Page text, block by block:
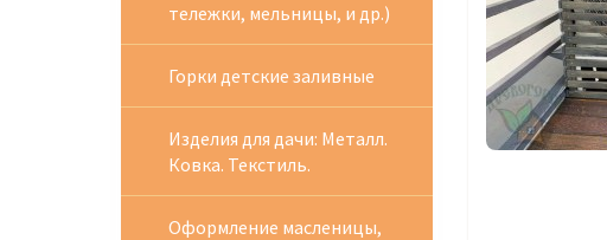
тележки, мельницы, и др.)
Горки детские заливные
Изделия для дачи: Металл.
Ковка. Текстиль.
Оформление масленицы,